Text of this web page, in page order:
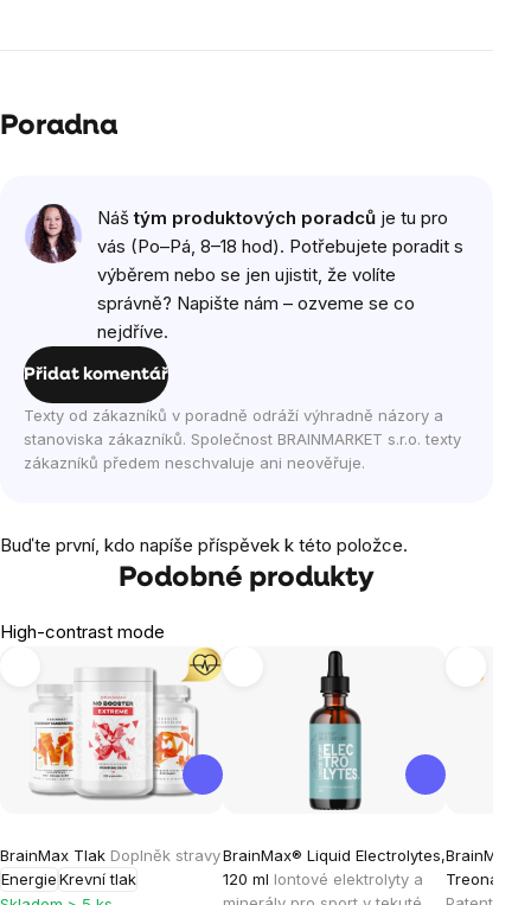
Poradna
Náštým produktových poradců je tu pro
vás (Po–Pá, 8–18 hod). Potřebujete poradit s
výběrem nebo se jen ujistit, že volíte
správně? Napište nám – ozveme se co
nejdříve.
Přidat komentář
Texty od zákazníků v poradně odráží výhradně názory a
stanoviska zákazníků. Společnost BRAINMARKET s.r.o. texty
zákazníků předem neschvaluje ani neověřuje.
Buďte první, kdo napíše příspěvek k této položce.
Podobné produkty
High-contrast mode
BrainMax Tlak Doplněk stravy
EnergieKrevní tlak
BrainMax® Liquid Electrolytes,
120 ml Iontové elektrolyty a
BrainMax
Treonát,